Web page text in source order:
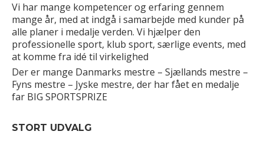
Vi har mange kompetencer og erfaring gennem
mange år, med at indgå i samarbejde med kunder på
alle planer i medalje verden. Vi hjælper den
professionelle sport, klub sport, særlige events, med
at komme fra idé til virkelighed
Der er mange Danmarks mestre – Sjællands mestre –
Fyns mestre – Jyske mestre, der har fået en medalje
far BIG SPORTSPRIZE
STORT UDVALG